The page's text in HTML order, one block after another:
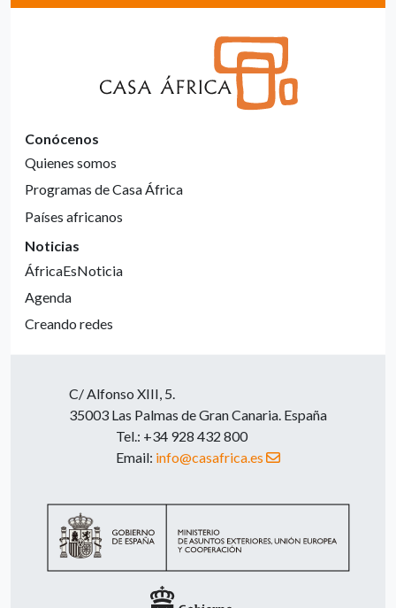
Conócenos
Quienes somos
Programas de Casa África
Países africanos
Noticias
ÁfricaEsNoticia
Agenda
Creando redes
C/ Alfonso XIII, 5.
35003 Las Palmas de Gran Canaria. España
Tel.: +34 928 432 800
Email: info@casafrica.es